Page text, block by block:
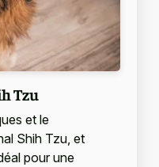
Tzu
et le
Shih Tzu, et
pour une